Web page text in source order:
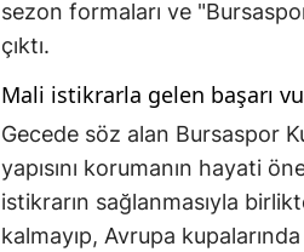
sezon formaları ve
çıktı.
Mali istikrarla gelen başarı
Gecede söz alan Bursaspor
yapısını korumanın hayati
istikrarın sağlanmasıyla
kalmayıp, Avrupa